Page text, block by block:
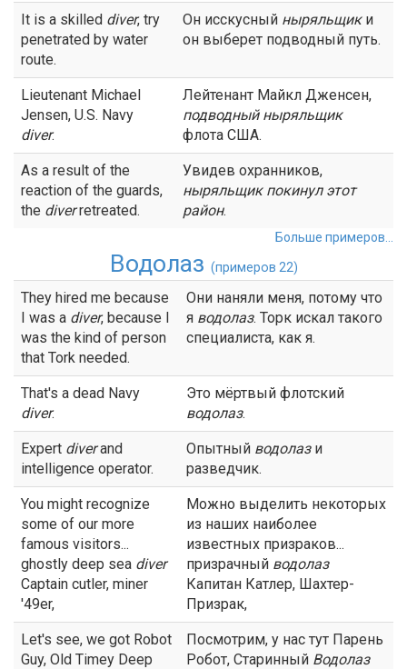
It is a skilled diver, try
penetrated by water
route.
Он исскусный ныряльщики
он выберет подводный путь.
Lieutenant Michael
Jensen, U.S. Navy
diver.
Лейтенант Майкл Дженсен,
подводный ныряльщик
флота США.
As a result of the
reaction of the guards,
the diverretreated.
Увидев охранников,
ныряльщикпокинул этот
район.
Больше примеров...
Водолаз (примеров 22)
They hired me because
I was a diver, because I
was the kind of person
that Tork needed.
Они наняли меня, потому что
я водолаз. Торк искал такого
специалиста, как я.
That's a dead Navy
diver.
Это мёртвый флотский
водолаз.
Expert diverand
intelligence operator.
Опытный водолази
разведчик.
You might recognize
some of our more
famous visitors...
ghostly deep sea diver
Captain cutler, miner
'49er,
Можно выделить некоторых
из наших наиболее
известных призраков...
призрачный водолаз
Капитан Катлер, Шахтер-
Призрак,
Let's see, we got Robot
Guy, Old Timey Deep
Посмотрим, у нас тут Парень
Робот, Старинный Водолаз